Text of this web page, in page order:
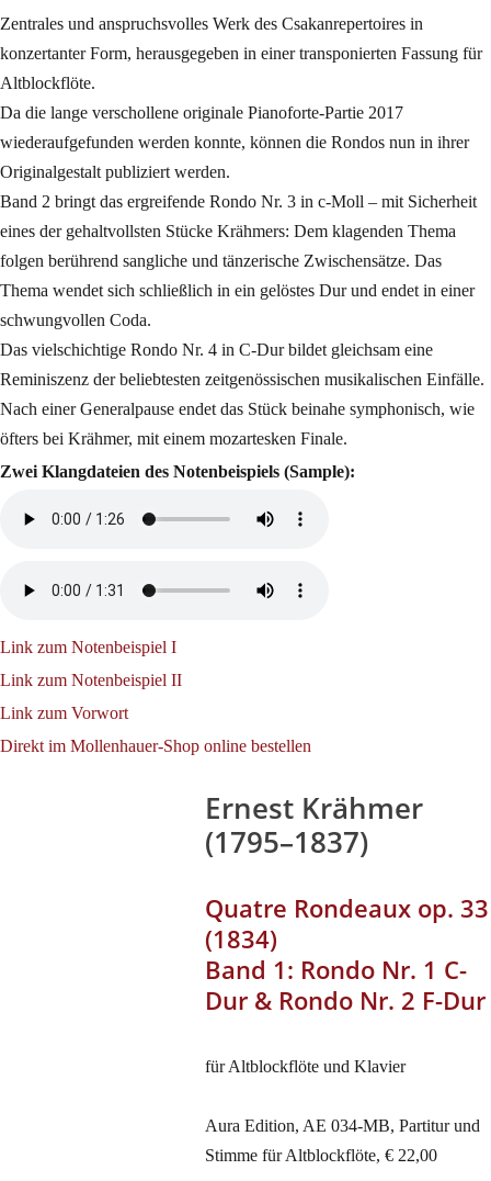
Zentrales und anspruchsvolles Werk des Csakanrepertoires in
konzertanter Form, herausgegeben in einer transponierten Fassung für
Altblockflöte.
Da die lange verschollene originale Pianoforte-Partie 2017
wiederaufgefunden werden konnte, können die Rondos nun in ihrer
Originalgestalt publiziert werden.
Band 2 bringt das ergreifende Rondo Nr. 3 in c-Moll – mit Sicherheit
eines der gehaltvollsten Stücke Krähmers: Dem klagenden Thema
folgen berührend sangliche und tänzerische Zwischensätze. Das
Thema wendet sich schließlich in ein gelöstes Dur und endet in einer
schwungvollen Coda.
Das vielschichtige Rondo Nr. 4 in C-Dur bildet gleichsam eine
Reminiszenz der beliebtesten zeitgenössischen musikalischen Einfälle.
Nach einer Generalpause endet das Stück beinahe symphonisch, wie
öfters bei Krähmer, mit einem mozartesken Finale.
Zwei Klangdateien des Notenbeispiels (Sample):
Link zum Notenbeispiel I
Link zum Notenbeispiel II
Link zum Vorwort
Direkt im Mollenhauer-Shop online bestellen
Ernest Krähmer
(1795–1837)
Quatre Rondeaux op. 33
(1834)
Band 1: Rondo Nr. 1 C-
Dur & Rondo Nr. 2 F-Dur
für Altblockflöte und Klavier
Aura Edition, AE 034-MB, Partitur und
Stimme für Altblockflöte, € 22,00